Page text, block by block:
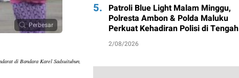
Perbesar
di Bandara Karel Sadsuitubun,
5. Patroli Blue Light Malam Minggu,
Polresta Ambon & Polda Maluku
Perkuat Kehadiran Polisi di Tengah
Masyarakat
2/08/2026